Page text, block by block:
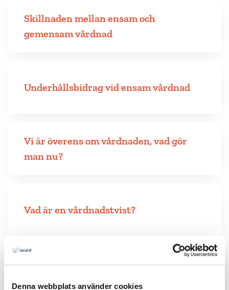
Denna webbplats använder cookies
Skillnaden mellan ensam och
gemensam vårdnad
Underhållsbidrag vid ensam vårdnad
Vi är överens om vårdnaden, vad gör
man nu?
Vad är en vårdnadstvist?
Hur överklagar man ett beslut kring